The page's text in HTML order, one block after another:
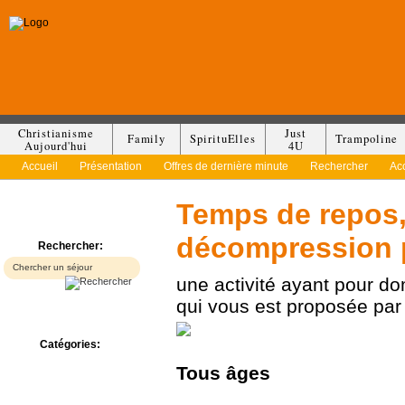
Christianisme
Aujourd'hui
Family SpirituElles
Just
4U
Trampoline
Accueil Présentation Offres de dernière minute Rechercher
Rechercher:
Catégories:
Temps de
décompression
une activité ayant pour
qui vous est proposée
Tous âges